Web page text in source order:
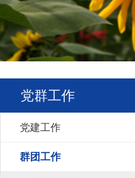
党群工作
党建工作
群团工作